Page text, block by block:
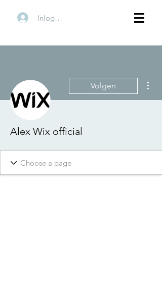
Inloggen
Volgen
Alex Wix official